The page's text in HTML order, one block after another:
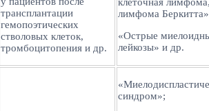
трансплантации
гемопоэтических
стволовых клеток,
тромбоцитопения и др.
лимфома
«Острые
лейкозы» и др.
синдром»;